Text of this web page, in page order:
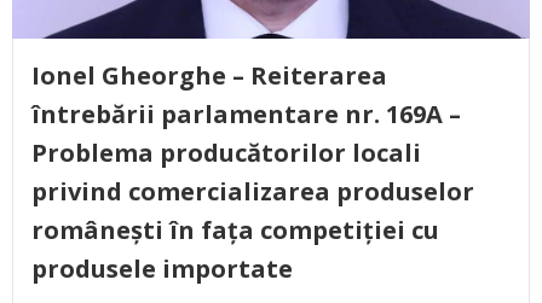
Ionel Gheorghe – Reiterarea
întrebării parlamentare nr. 169A –
Problema producătorilor locali
privind comercializarea produselor
românești în fața competiției cu
produsele importate